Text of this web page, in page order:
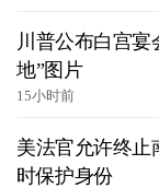
川普公布白宫宴
地”图片
15小时前
美法官允许终止
时保护身份